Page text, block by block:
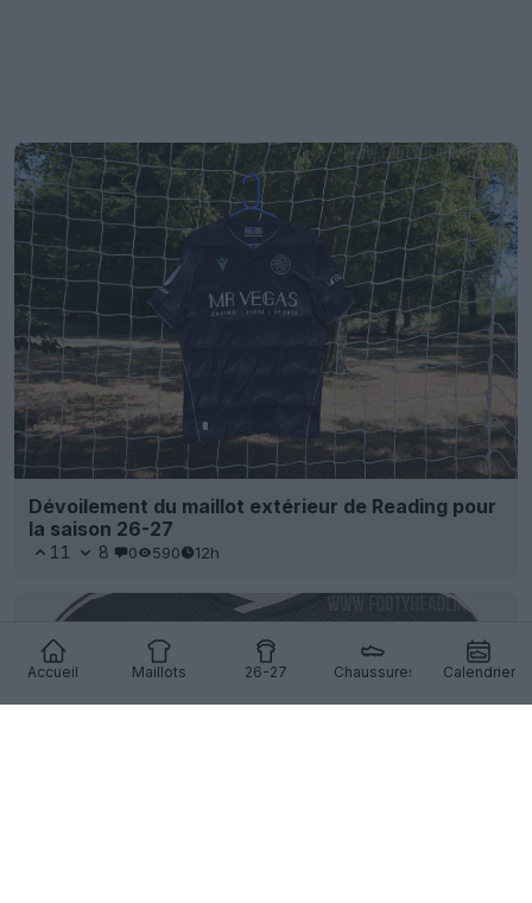
Accueil Maillots 26-27 Chaussures Calendrier
Dévoilement du maillot extérieur de Reading pour
la saison 26-27
11 8 0 590 12h